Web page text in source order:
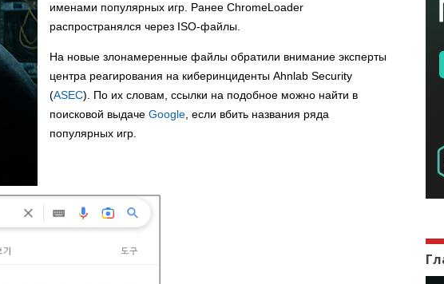
именами популярных игр. Ранее ChromeLoader
распространялся через ISO-файлы.
На новые злонамеренные файлы обратили внимание эксперты
центра реагирования на киберинциденты Ahnlab Security
(ASEC). По их словам, ссылки на подобное можно найти в
поисковой выдаче Google , если вбить названия ряда
популярных игр.